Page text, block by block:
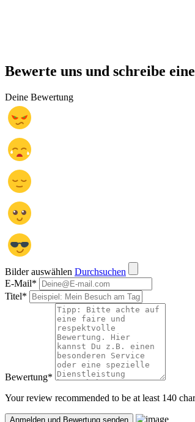
Bewerte uns und schreibe
Deine Bewertung
Bilder auswählen Durchsuchen
E-Mail*
Titel*
Bewertung*
Your review recommended to be at least 140